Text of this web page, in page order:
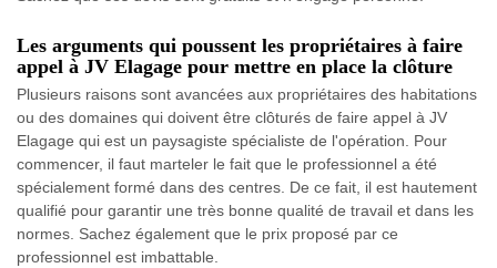
Les arguments qui poussent les propriétaires à faire
appel à JV Elagage pour mettre en place la clôture
Plusieurs raisons sont avancées aux propriétaires des habitations
ou des domaines qui doivent être clôturés de faire appel à JV
Elagage qui est un paysagiste spécialiste de l'opération. Pour
commencer, il faut marteler le fait que le professionnel a été
spécialement formé dans des centres. De ce fait, il est hautement
qualifié pour garantir une très bonne qualité de travail et dans les
normes. Sachez également que le prix proposé par ce
professionnel est imbattable.